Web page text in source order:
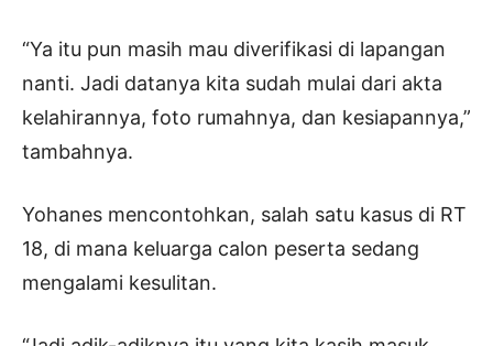
“Ya itu pun masih mau diverifikasi di lapangan
nanti. Jadi datanya kita sudah mulai dari akta
kelahirannya, foto rumahnya, dan kesiapannya,”
tambahnya.
Yohanes mencontohkan, salah satu kasus di RT
18, di mana keluarga calon peserta sedang
mengalami kesulitan.